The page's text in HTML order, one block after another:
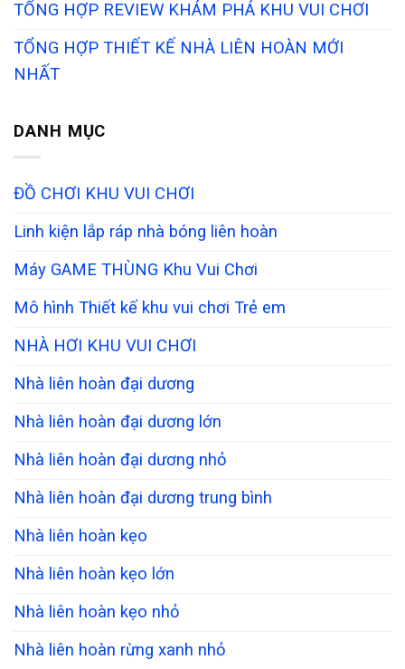
TỔNG HỢP REVIEW KHÁM PHÁ KHU VUI CHƠI
TỔNG HỢP THIẾT KẾ NHÀ LIÊN HOÀN MỚI
NHẤT
DANH MỤC
ĐỒ CHƠI KHU VUI CHƠI
Linh kiện lắp ráp nhà bóng liên hoàn
Máy GAME THÙNG Khu Vui Chơi
Mô hình Thiết kế khu vui chơi Trẻ em
NHÀ HƠI KHU VUI CHƠI
Nhà liên hoàn đại dương
Nhà liên hoàn đại dương lớn
Nhà liên hoàn đại dương nhỏ
Nhà liên hoàn đại dương trung bình
Nhà liên hoàn kẹo
Nhà liên hoàn kẹo lớn
Nhà liên hoàn kẹo nhỏ
Nhà liên hoàn rừng xanh nhỏ